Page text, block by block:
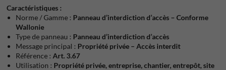
Caractéristiques :
Norme / Gamme : Panneau d’interdiction d’accès – Conforme
Wallonie
Type de panneau : Panneau d’interdiction d’accès
Message principal : Propriété privée – Accès interdit
Référence :Art. 3.67
Utilisation : Propriété privée, entreprise, chantier, entrepôt, site